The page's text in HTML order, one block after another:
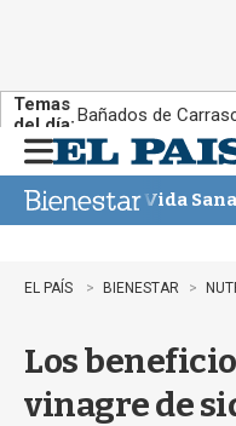
Temas
del día:Bañados de
n
u
Vida Sana
EL PAÍS BIENESTAR
Los
vinagre de